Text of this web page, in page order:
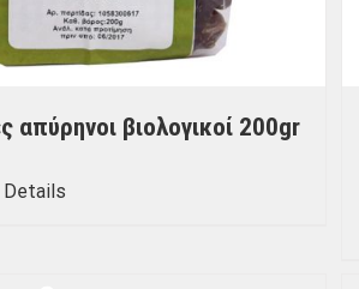
απύρηνοι βιολογικοί 200gr
Details